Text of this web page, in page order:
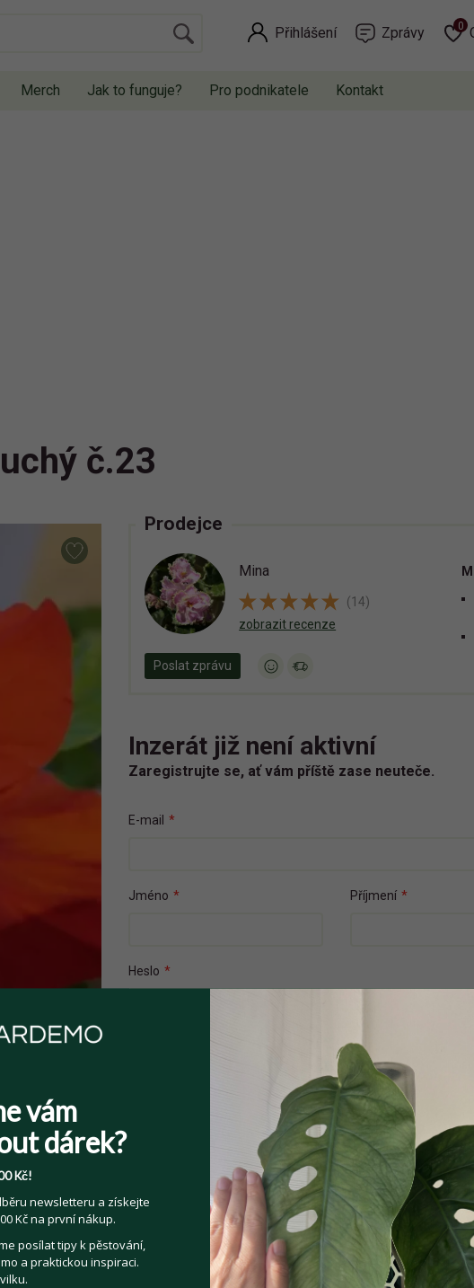
Přihlášení Zprávy 0
Merch Jak to funguje? Pro podnikatele Kontakt
č.23
Prodejce
Mina
(14)
zobrazit recenze
Poslat zprávu
Inzerát již není aktivní
Zaregistrujte se, ať vám příště zase neuteče.
E-mail *
Jméno * Příjmení *
Heslo *
Přečetl(a) jsem si a souhlasím s Veřejnými obchodními
Souhlasím se zpracováním osobních údajů za účelem
Registrovat se
vám
dárek?
Kč!
newsletteru a získejte
Kč na první nákup.
posílat tipy k pěstování,
a praktickou inspiraci.